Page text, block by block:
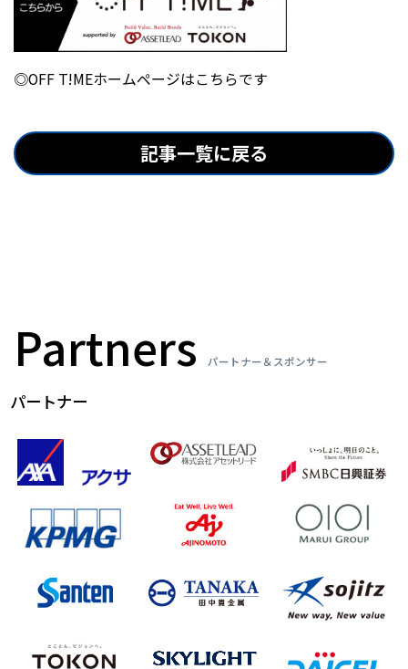
◎OFF T!MEホームページはこちらです
記事一覧に戻る
Partners パートナー＆スポンサー
パートナー